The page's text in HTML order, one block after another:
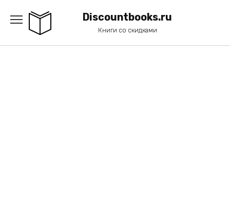
содержанию
Discountbooks.ru
Книги со скидками